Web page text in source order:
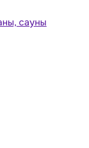
сауны